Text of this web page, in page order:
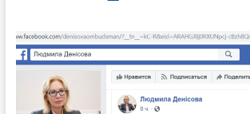
Людмили
Денісової
знайшли
ознаки
незаконного
збагачення